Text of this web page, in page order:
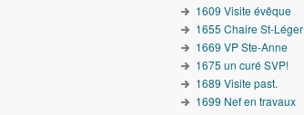
1609 Visite évêque
1655 Chaire St-Léger
1669 VP Ste-Anne
1675 un curé SVP!
1689 Visite past.
1699 Nef en travaux